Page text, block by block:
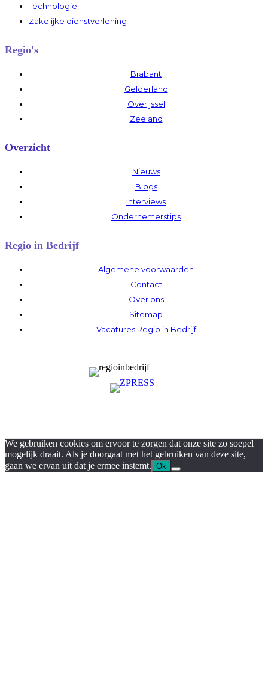
Technologie
Zakelijke dienstverlening
Regio's
Brabant
Gelderland
Overijssel
Zeeland
Overzicht
Nieuws
Blogs
Interviews
Ondernemerstips
Regio in Bedrijf
Algemene voorwaarden
Contact
Over ons
Sitemap
Vacatures Regio in Bedrijf
We gebruiken cookies om ervoor te zorgen dat onze site zo soepel
mogelijk draait. Als je doorgaat met het gebruiken van deze site,
gaan we ervan uit dat je ermee instemt. Ok